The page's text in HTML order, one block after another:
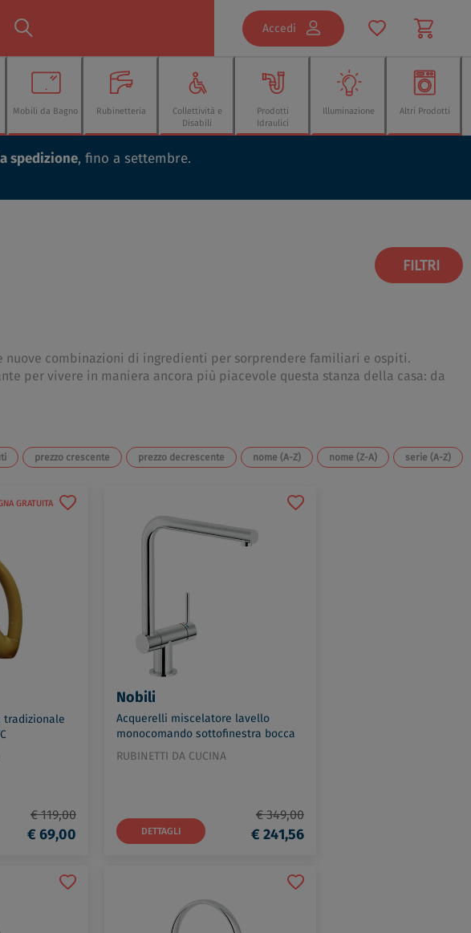
Accedi
Mobili da Bagno Rubinetteria
Collettività e
Disabili
Prodotti
Idraulici
Illuminazione Altri Prodotti
spedizione, fino a settembre.
FILTRI
combinazioni di ingredienti per sorprendere familiari e ospiti.
per vivere in maniera ancora più piacevole questa stanza della casa: da
prezzo crescente prezzo decrescente nome (A-Z) nome (Z-A) serie (A-Z)
GRATUITA
tradizionale
€ 119,00
€ 69,00
Nobili
Acquerelli miscelatore lavello
monocomando sottofinestra bocca
girevole codice prod: AQ93114CR
RUBINETTI DA CUCINA
DETTAGLI
€ 349,00
€ 241,56